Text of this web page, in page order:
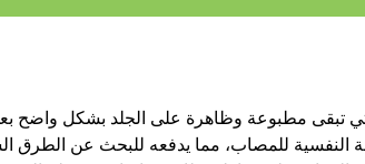
تبقى مطبوعة وظاهرة على الجلد بشكل واضح
النفسية للمصاب، مما يدفعه للبحث عن الطرق